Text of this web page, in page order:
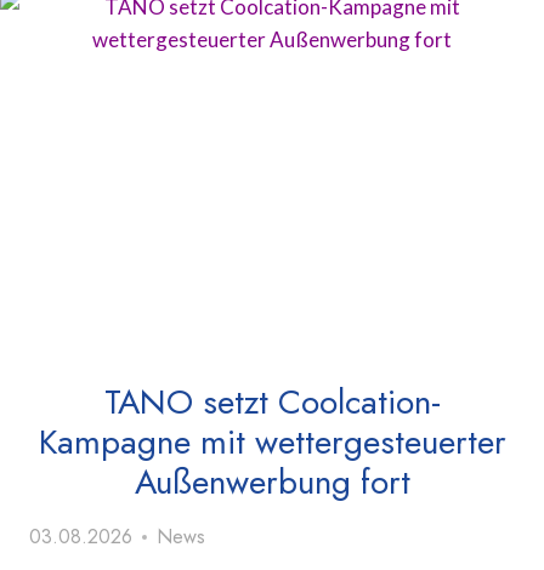
TANO setzt Coolcation-
Kampagne mit wettergesteuerter
Außenwerbung fort
03.08.2026 News